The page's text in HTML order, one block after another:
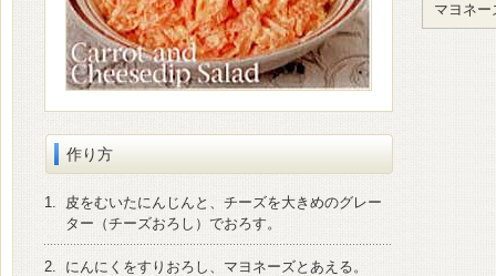
作り方
1.
皮をむいたにんじんと、チーズを大きめのグレー
ター（チーズおろし）でおろす。
2. にんにくをすりおろし、マヨネーズとあえる。
マヨネー